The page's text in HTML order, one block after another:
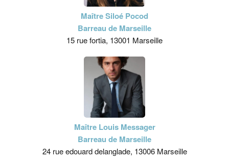
Maître Siloé Pocod
Barreau de Marseille
15 rue fortia, 13001 Marseille
Maître Louis Messager
Barreau de Marseille
24 rue edouard delanglade, 13006 Marseille